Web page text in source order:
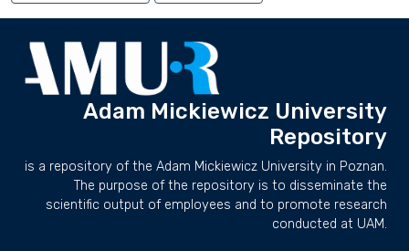
Adam Mickiewicz University
Repository
is a repository of the Adam Mickiewicz University in Poznan.
The purpose of the repository is to disseminate the
scientific output of employees and to promote research
conducted at UAM.